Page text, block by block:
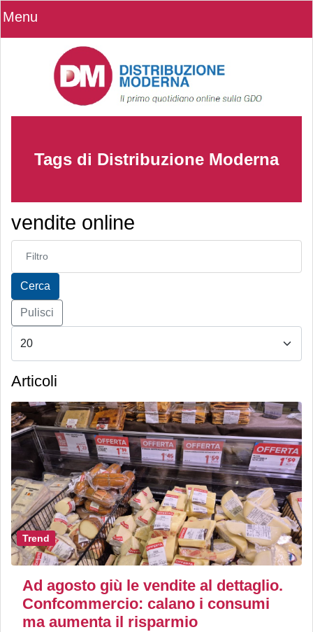
Menu
Tags di Distribuzione Moderna
vendite online
Inserisci parte del titolo
Cerca
Pulisci
Articoli
Trend
Ad agosto giù le vendite al dettaglio.
Confcommercio: calano i consumi
ma aumenta il risparmio